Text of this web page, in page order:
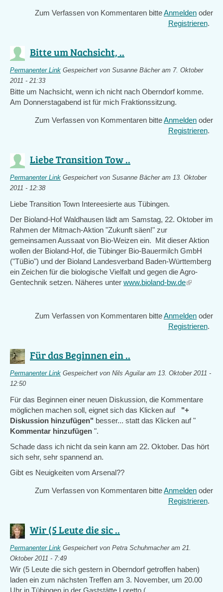
Zum Verfassen von Kommentaren bitteAnmelden oder
Registrieren.
Bitte um Nachsicht, ..
Permanenter Link Gespeichert von Susanne Bächeram 7. Oktober
2011 - 21:33
Bitte um Nachsicht, wenn ich nicht nach Oberndorf komme.
Am Donnerstagabend ist für mich Fraktionssitzung.
Zum Verfassen von Kommentaren bitteAnmelden oder
Registrieren.
Liebe Transition Tow ..
Permanenter Link Gespeichert von Susanne Bächeram 13. Oktober
2011 - 12:38
Liebe Transition Town Intereesierte aus Tübingen.
Der Bioland-Hof Waldhausen lädt am Samstag, 22. Oktober im
Rahmen der Mitmach-Aktion "Zukunft säen!" zur
gemeinsamen Aussaat von Bio-Weizen ein. Mit dieser Aktion
wollen der Bioland-Hof, die Tübinger Bio-Bauermilch GmbH
("TüBio") und der Bioland Landesverband Baden-Württemberg
ein Zeichen für die biologische Vielfalt und gegen die Agro-
Gentechnik setzen. Näheres unter www.bioland-bw.de(link
Zum Verfassen von Kommentaren bitteAnmelden oder
Registrieren.
Für das Beginnen ein ..
Permanenter Link Gespeichert von Nils Aguilaram 13. Oktober 2011 -
12:50
Für das Beginnen einer neuen Diskussion, die Kommentare
möglichen machen soll, eignet sich das Klicken auf "+
Diskussion hinzufügen" besser... statt das Klicken auf "
Kommentar hinzufügen ".
Schade dass ich nicht da sein kann am 22. Oktober. Das hört
sich sehr, sehr spannend an.
Gibt es Neuigkeiten vom Arsenal??
Zum Verfassen von Kommentaren bitteAnmelden oder
Registrieren.
Wir (5 Leute die sic ..
Permanenter Link Gespeichert von Petra Schuhmacheram 21.
Oktober 2011 - 7:49
Wir (5 Leute die sich gestern in Oberndorf getroffen haben)
laden ein zum nächsten Treffen am 3. November, um 20.00
Uhr in Tübingen in der Gaststätte Loretto (